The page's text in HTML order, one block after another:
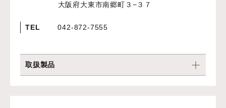
大阪府大東市南郷町３−３７
TEL 042-872-7555
取扱製品